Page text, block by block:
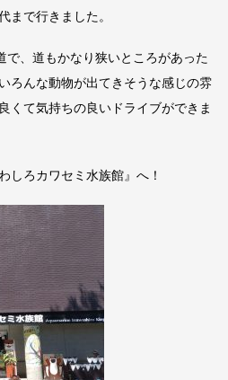
まで行きました。
で、道もかなり狭いところがあった
ろんな動物が出てきそうな感じの雰
くて気持ちの良いドライブができま
しろカワセミ水族館』へ！